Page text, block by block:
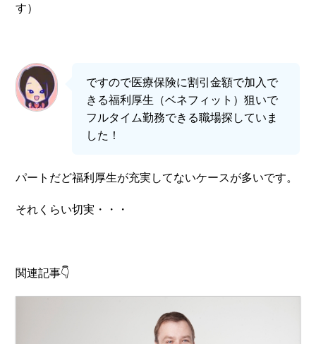
す）
ですので医療保険に割引金額で加入で
きる福利厚生（ベネフィット）狙いで
フルタイム勤務できる職場探していま
した！
パートだど福利厚生が充実してないケースが多いです。
それくらい切実・・・
関連記事👇